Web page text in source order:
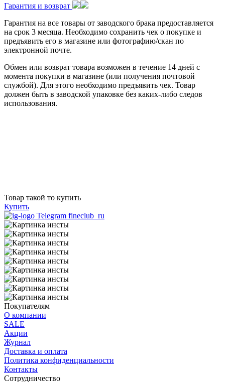
Гарантия и возврат
Гарантия на все товары от заводского брака предоставляется
на срок 3 месяца. Необходимо сохранить чек о покупке и
предъявить его в магазине или фотографию/скан по
электронной почте.
Обмен или возврат товара возможен в течение 14 дней с
момента покупки в магазине (или получения почтовой
службой). Для этого необходимо предъявить чек. Товар
должен быть в заводской упаковке без каких-либо следов
использования.
Товар такой то купить
Купить
Telegram fineclub_ru
Покупателям
О компании
SALE
Акции
Журнал
Доставка и оплата
Политика конфиденциальности
Контакты
Сотрудничество